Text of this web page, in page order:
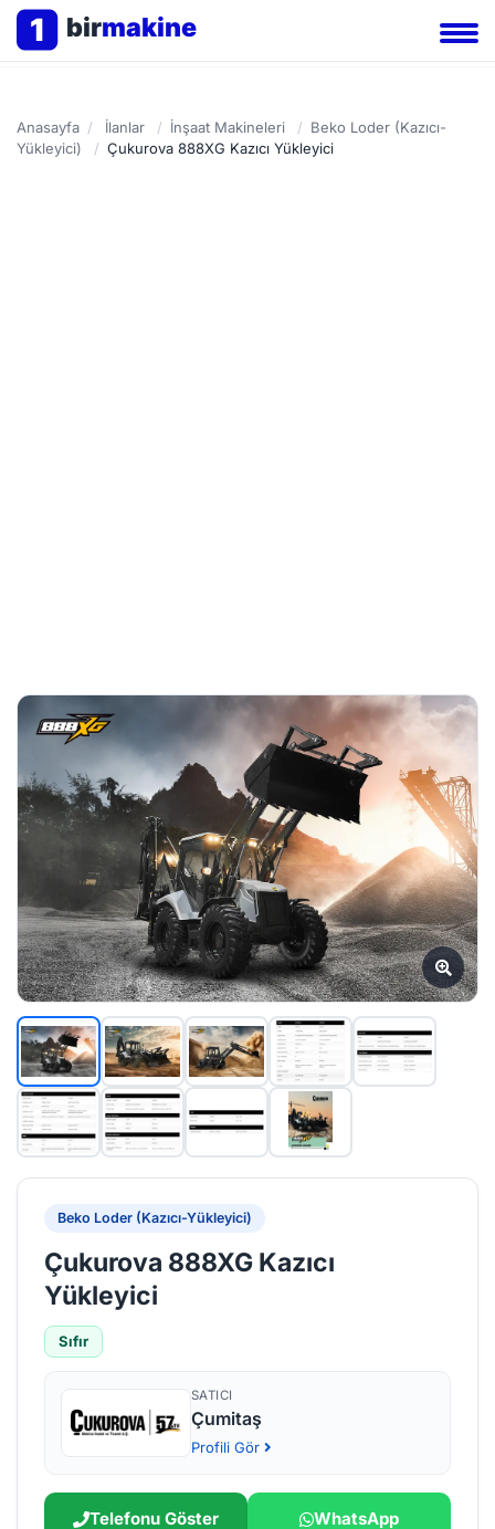
1 birmakine
Anasayfa / İlanlar / İnşaat Makineleri / Beko Loder (Kazıcı-
Yükleyici)
/ Çukurova 888XG Kazıcı Yükleyici
Beko Loder (Kazıcı-Yükleyici)
Çukurova 888XG Kazıcı
Yükleyici
Sıfır
SATICI
Çumitaş
Profili Gör
Telefonu Göster WhatsApp